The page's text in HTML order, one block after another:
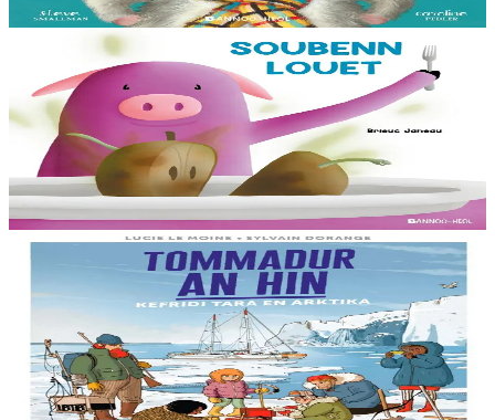
En stock13,00 €
Soubenn louet
Rozig prépare avec attention une soupe pour ses amis. Un invité
surprise va-t-il gâcher la fête ? Cet album mêlant humour et suspense
permettra aussi...
En stock8,00 €
8 ans et plus
Bannoù-heol
Le réchauffement climatique : Mission Tara en
Arctique
Billy connaît bien la mer et le réchauffement climatique : sa maman
étudie la fonte des glaces à bord d’un voilier scientifique, la goélette
Tara....